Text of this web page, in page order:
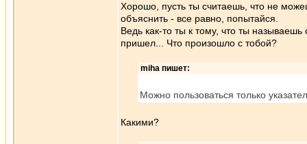
Хорошо, пусть ты считаешь, что не
объяснить - все равно, попытайся.
Ведь как-то ты к тому, что ты называешь
пришел... Что произошло с тобой?
miha пишет:
Можно пользоваться только
Какими?